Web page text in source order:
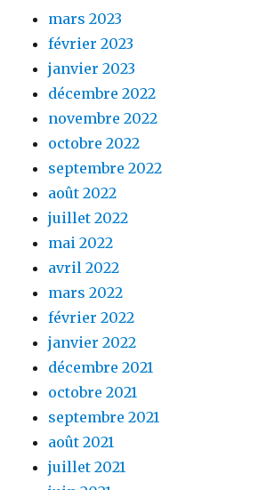
mars 2023
février 2023
janvier 2023
décembre 2022
novembre 2022
octobre 2022
septembre 2022
août 2022
juillet 2022
mai 2022
avril 2022
mars 2022
février 2022
janvier 2022
décembre 2021
octobre 2021
septembre 2021
août 2021
juillet 2021